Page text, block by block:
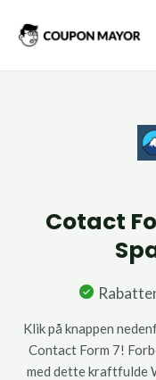
Cotact
Klik på knappen
Contact Form 7!
med dette kraftfulde